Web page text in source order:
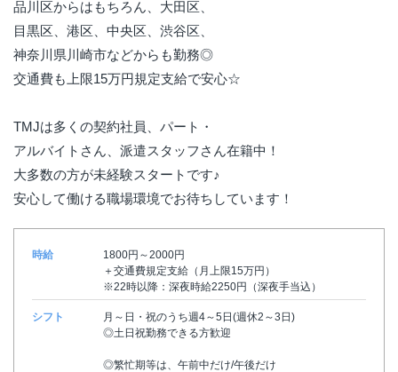
品川区からはもちろん、大田区、
目黒区、港区、中央区、渋谷区、
神奈川県川崎市などからも勤務◎
交通費も上限15万円規定支給で安心☆
TMJは多くの契約社員、パート・
アルバイトさん、派遣スタッフさん在籍中！
大多数の方が未経験スタートです♪
安心して働ける職場環境でお待ちしています！
時給
1800円～2000円
＋交通費規定支給（月上限15万円）
※22時以降：深夜時給2250円（深夜手当込）
シフト
月～日・祝のうち週4～5日(週休2～3日)
◎土日祝勤務できる方歓迎
◎繁忙期等は、午前中だけ/午後だけ